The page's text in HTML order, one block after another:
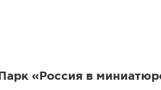
Парк «Россия в